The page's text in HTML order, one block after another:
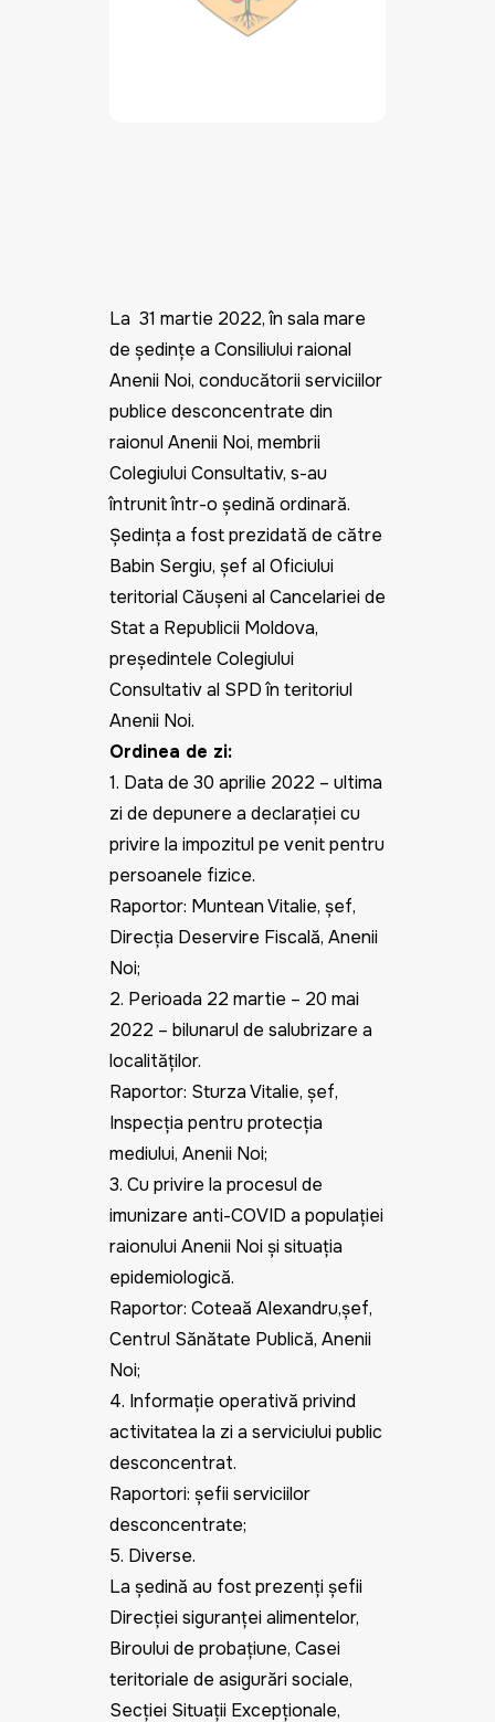
La 31 martie 2022, în sala mare
de ședințe a Consiliului raional
Anenii Noi, conducătorii serviciilor
publice desconcentrate din
raionul Anenii Noi, membrii
Colegiului Consultativ, s-au
întrunit într-o ședință ordinară.
Ședința a fost prezidată de către
Babin Sergiu, șef al Oficiului
teritorial Căușeni al Cancelariei de
Stat a Republicii Moldova,
președintele Colegiului
Consultativ al SPD în teritoriul
Anenii Noi.
Ordinea de zi:
1. Data de 30 aprilie 2022 – ultima
zi de depunere a declarației cu
privire la impozitul pe venit pentru
persoanele fizice.
Raportor: Muntean Vitalie, șef,
Direcția Deservire Fiscală, Anenii
Noi;
2. Perioada 22 martie – 20 mai
2022 – bilunarul de salubrizare a
localităților.
Raportor: Sturza Vitalie, șef,
Inspecția pentru protecția
mediului, Anenii Noi;
3. Cu privire la procesul de
imunizare anti-COVID a populației
raionului Anenii Noi și situația
epidemiologică.
Raportor: Coteață Alexandru,șef,
Centrul Sănătate Publică, Anenii
Noi;
4. Informație operativă privind
activitatea la zi a serviciului public
desconcentrat.
Raportori: șefii serviciilor
desconcentrate;
5. Diverse.
La ședință au fost prezenți șefii
Direcției siguranței alimentelor,
Biroului de probațiune, Casei
teritoriale de asigurări sociale,
Secției Situații Excepționale,